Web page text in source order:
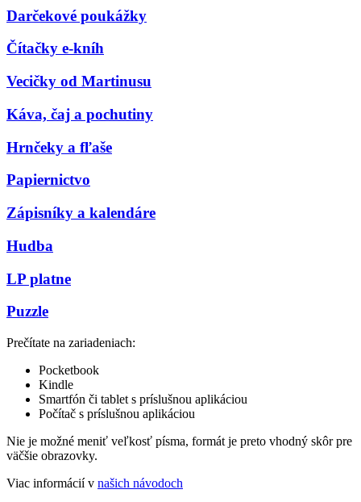
Darčekové poukážky
Čítačky e-kníh
Vecičky od Martinusu
Káva, čaj a pochutiny
Hrnčeky a fľaše
Papiernictvo
Zápisníky a kalendáre
Hudba
LP platne
Puzzle
Prečítate na zariadeniach:
Pocketbook
Kindle
Smartfón či tablet s príslušnou aplikáciou
Počítač s príslušnou aplikáciou
Nie je možné meniť veľkosť písma, formát je preto vhodný skôr pre
väčšie obrazovky.
Viac informácií v našich návodoch